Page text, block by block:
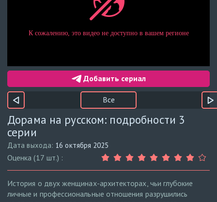
Добавить сериал
Все
Дорама на русском: подробности 3
серии
Дата выхода: 16 октября 2025
Оценка (17 шт.) :
История о двух женщинах-архитекторах, чьи глубокие
личные и профессиональные отношения разрушились